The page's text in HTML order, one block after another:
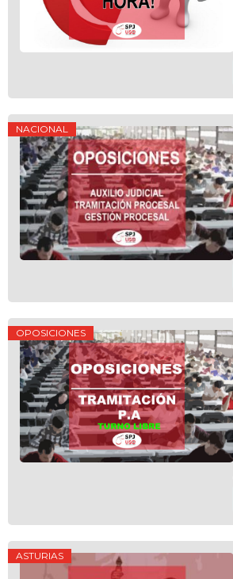
NACIONAL
OPOSICIONES
ASTURIAS